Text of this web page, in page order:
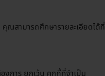
ณสามารถศึกษารายละเอียดได้ที่
งการ ยกเว้น คุกกี้ที่จำเป็น